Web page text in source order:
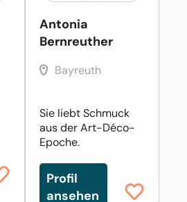
Antonia
Bernreuther
Bayreuth
Sie liebt Schmuck
aus der Art-Déco-
Epoche.
Profil
ansehen